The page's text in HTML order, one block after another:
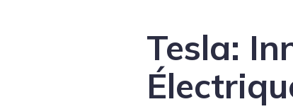
Tesla: